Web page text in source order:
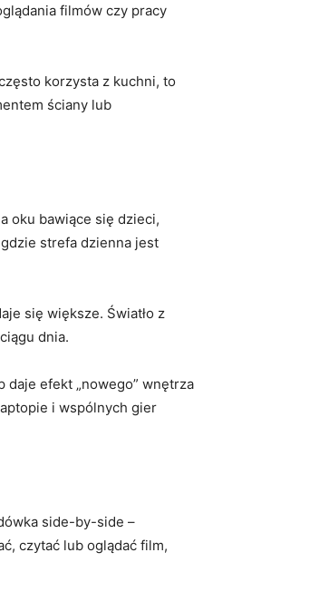
filmów czy pracy
korzysta z kuchni, to
ściany lub
oku bawiące się dzieci,
strefa dzienna jest
się większe. Światło z
dnia.
daje efekt „nowego” wnętrza
i wspólnych gier
side-by-side –
czytać lub oglądać film,